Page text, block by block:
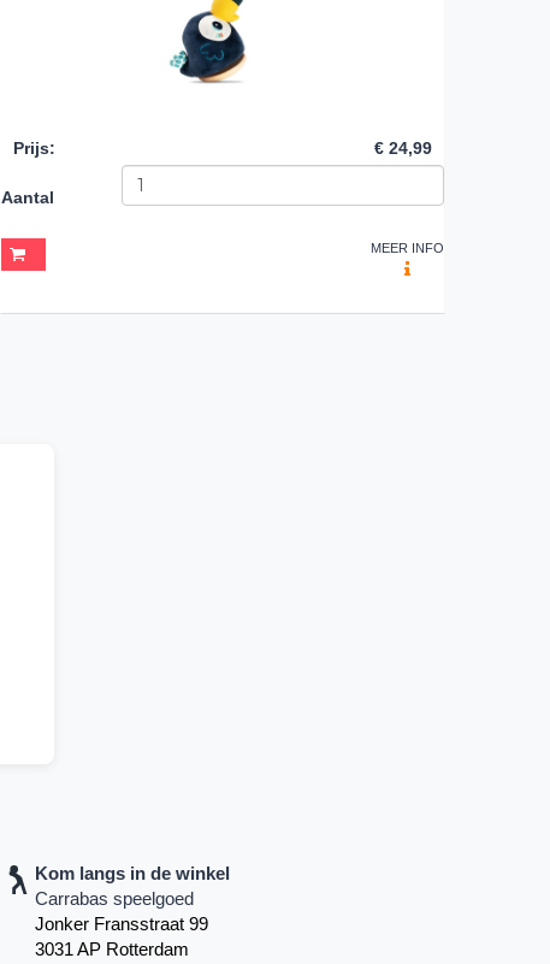
Prijs: € 24,99
Aantal
MEER INFO
Kom langs in de winkel
Carrabas speelgoed
Jonker Fransstraat 99
3031 AP Rotterdam